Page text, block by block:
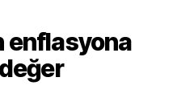
enflasyona